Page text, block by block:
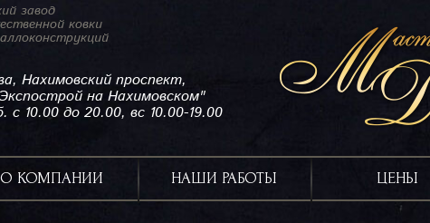
завод
ковки
Нахимовский проспект,
на Нахимовском"
с 10.00 до 20.00, вс 10.00-19.00
О КОМПАНИИ НАШИ РАБОТЫ ЦЕНЫ